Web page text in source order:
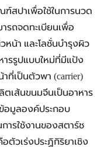
สปาเพื่อใช้ในการนวด
รถจดทะเบียนเพื่อ
หน้า และโลชั่นบำรุงผิว
รรูปแบบใหม่ที่มีแป้ง
ที่เป็นตัวพา (carrier)
เส้นขนมจีนเป็นอาหาร
อมูลองค์ประกอบ
ารใช้งานของสตาร์ช
วเร่งประฏิกิริยาเชิง